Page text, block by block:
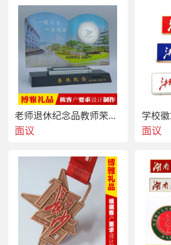
老师退休纪念品教师荣休纪念品
面议 面议